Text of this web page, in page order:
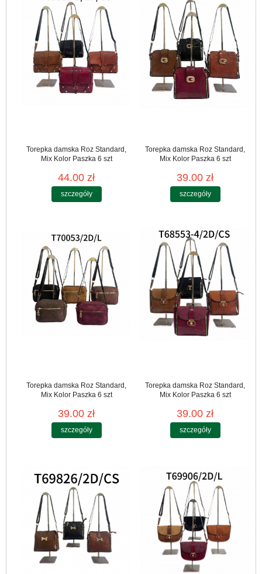
Torepka damska Roz Standard,
Mix Kolor Paszka 6 szt
44.00 zł
szczegóły
Torepka damska Roz Standard,
Mix Kolor Paszka 6 szt
39.00 zł
szczegóły
Torepka damska Roz Standard,
Mix Kolor Paszka 6 szt
39.00 zł
szczegóły
Torepka damska Roz Standard,
Mix Kolor Paszka 6 szt
39.00 zł
szczegóły